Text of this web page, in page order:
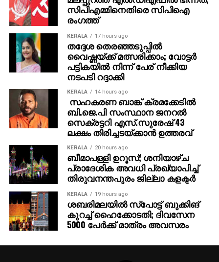
സിപിഎമ്മിനെതിരെ സിപിഐ
രംഗത്ത്
KERALA 17 hours ago
തദ്ദേശ തെരഞ്ഞടുപ്പില്‍
വൈഷ്ണയ്ക്ക് മത്സരിക്കാം; വോട്ടര്‍
പട്ടികയില്‍ നിന്ന് പേര് നീക്കിയ
നടപടി റദ്ദാക്കി
KERALA 14 hours ago
സഹകരണ ബാങ്ക് ക്രമക്കേടില്‍
ബി.ജെ.പി സംസ്ഥാന ജനറല്‍
സെക്രട്ടറി എസ്.സുരേഷ് 43
ലക്ഷം തിരിച്ചടയ്ക്കാന്‍ ഉത്തരവ്
KERALA 20 hours ago
ബീമാപള്ളി ഉറൂസ്; ശനിയാഴ്ച
പ്രാദേശിക അവധി പ്രഖ്യാപിച്ച്
തിരുവനന്തപുരം ജില്ലാ കളക്ടര്‍
KERALA 19 hours ago
ശബരിമലയില്‍ സ്‌പോട്ട് ബുക്കിങ്
കുറച്ച് ഹൈക്കോടതി; ദിവസേന
5000 പേര്‍ക്ക് മാത്രം അവസരം